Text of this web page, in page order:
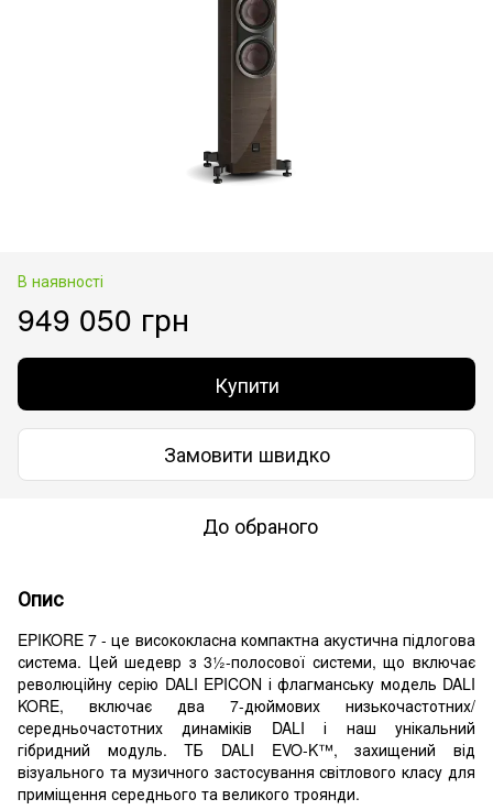
В наявності
949 050 грн
Купити
Замовити швидко
До обраного
Опис
EPIKORE 7 - це висококласна компактна акустична підлогова
система. Цей шедевр з 3½-полосової системи, що включає
революційну серію DALI EPICON і флагманську модель DALI
KORE, включає два 7-дюймових низькочастотних/
середньочастотних динаміків DALI і наш унікальний
гібридний модуль. ТБ DALI EVO-K™, захищений від
візуального та музичного застосування світлового класу для
приміщення середнього та великого троянди.